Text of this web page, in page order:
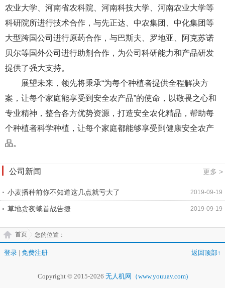
农业大学、河南省农科院、河南科技大学、河南农业大学等
科研院所进行技术合作，与先正达、中农集团、中化集团等
大型跨国公司进行原药合作，与巴斯夫、罗地亚、阿克苏诺
贝尔等国外公司进行助剂合作，为公司科研能力和产品研发
提供了强大支持。
展望未来，领先将秉承“为每个种植者提供全程解决方
案，让每个家庭能享受到安全农产品”的使命，以敬畏之心和
专业精神，整合各方优势资源，打造安全农化精品，帮助每
个种植者科学种植，让每个家庭都能够享受到健康安全农产
品。
公司新闻 更多 >
小麦播种前你不知道这几点就亏大了 2019-09-19
草地贪夜蛾首战告捷 2019-09-19
您的位置：
首页
登录 免费注册 返回顶部↑
Copyright © 2015-2026 无人机网（www.youuav.com)